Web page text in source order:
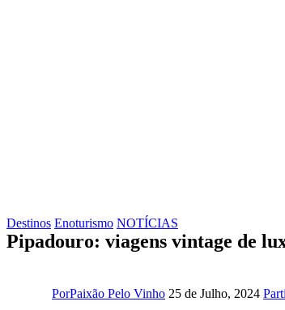
Destinos Enoturismo NOTÍCIAS
Pipadouro: viagens vintage de
PorPaixão Pelo Vinho 25 de Julho, 2024